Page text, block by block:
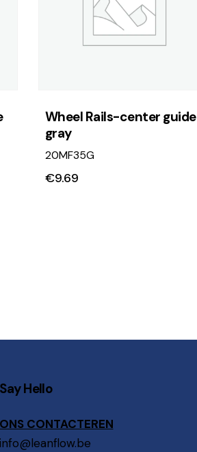
Wheel Rails-center guide
gray
20MF35G
€9.69
Say Hello
ONS CONTACTEREN
info@leanflow.be